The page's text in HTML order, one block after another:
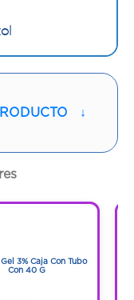
↓
3% Caja Con Tubo
Con 40 G